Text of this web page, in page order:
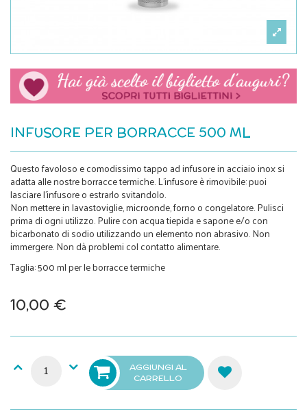
INFUSORE PER BORRACCE 500 ML
Questo favoloso e comodissimo tappo ad infusore in acciaio inox si
adatta alle nostre borracce termiche. L'infusore è rimovibile: puoi
lasciare l'infusore o estrarlo svitandolo.
Non mettere in lavastoviglie, microonde, forno o congelatore. Pulisci
prima di ogni utilizzo. Pulire con acqua tiepida e sapone e/o con
bicarbonato di sodio utilizzando un elemento non abrasivo. Non
immergere. Non dà problemi col contatto alimentare.
Taglia: 500 ml per le borracce termiche
10,00 €
AGGIUNGI AL
CARRELLO